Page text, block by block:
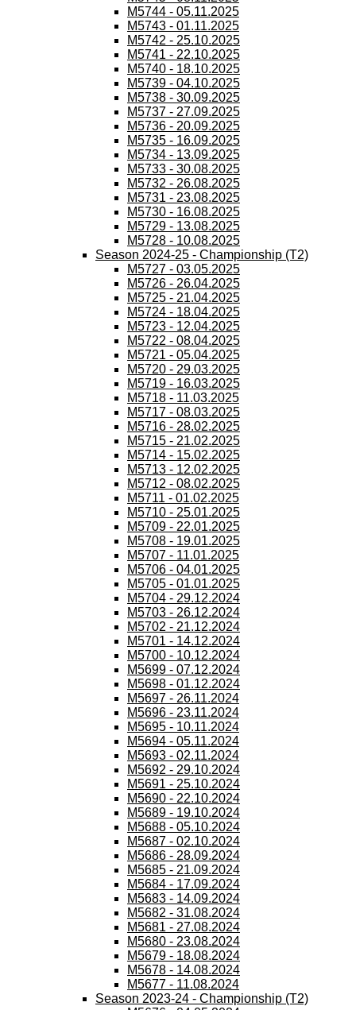
M5744 - 05.11.2025
M5743 - 01.11.2025
M5742 - 25.10.2025
M5741 - 22.10.2025
M5740 - 18.10.2025
M5739 - 04.10.2025
M5738 - 30.09.2025
M5737 - 27.09.2025
M5736 - 20.09.2025
M5735 - 16.09.2025
M5734 - 13.09.2025
M5733 - 30.08.2025
M5732 - 26.08.2025
M5731 - 23.08.2025
M5730 - 16.08.2025
M5729 - 13.08.2025
M5728 - 10.08.2025
Season 2024-25 - Championship (T2)
M5727 - 03.05.2025
M5726 - 26.04.2025
M5725 - 21.04.2025
M5724 - 18.04.2025
M5723 - 12.04.2025
M5722 - 08.04.2025
M5721 - 05.04.2025
M5720 - 29.03.2025
M5719 - 16.03.2025
M5718 - 11.03.2025
M5717 - 08.03.2025
M5716 - 28.02.2025
M5715 - 21.02.2025
M5714 - 15.02.2025
M5713 - 12.02.2025
M5712 - 08.02.2025
M5711 - 01.02.2025
M5710 - 25.01.2025
M5709 - 22.01.2025
M5708 - 19.01.2025
M5707 - 11.01.2025
M5706 - 04.01.2025
M5705 - 01.01.2025
M5704 - 29.12.2024
M5703 - 26.12.2024
M5702 - 21.12.2024
M5701 - 14.12.2024
M5700 - 10.12.2024
M5699 - 07.12.2024
M5698 - 01.12.2024
M5697 - 26.11.2024
M5696 - 23.11.2024
M5695 - 10.11.2024
M5694 - 05.11.2024
M5693 - 02.11.2024
M5692 - 29.10.2024
M5691 - 25.10.2024
M5690 - 22.10.2024
M5689 - 19.10.2024
M5688 - 05.10.2024
M5687 - 02.10.2024
M5686 - 28.09.2024
M5685 - 21.09.2024
M5684 - 17.09.2024
M5683 - 14.09.2024
M5682 - 31.08.2024
M5681 - 27.08.2024
M5680 - 23.08.2024
M5679 - 18.08.2024
M5678 - 14.08.2024
M5677 - 11.08.2024
Season 2023-24 - Championship (T2)